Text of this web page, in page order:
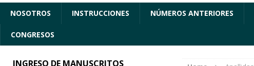
NOSOTROS INSTRUCCIONES NÚMEROS ANTERIORES
CONGRESOS
INGRESO DE MANUSCRITOS